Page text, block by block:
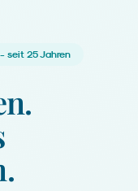
seit 25 Jahren